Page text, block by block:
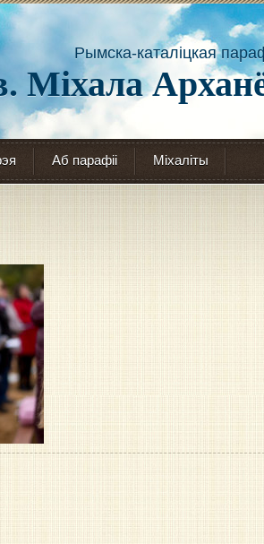
Рымска-каталіцкая
Міхала
Аб парафіі Міхаліты